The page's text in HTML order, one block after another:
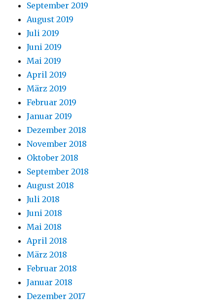
September 2019
August 2019
Juli 2019
Juni 2019
Mai 2019
April 2019
März 2019
Februar 2019
Januar 2019
Dezember 2018
November 2018
Oktober 2018
September 2018
August 2018
Juli 2018
Juni 2018
Mai 2018
April 2018
März 2018
Februar 2018
Januar 2018
Dezember 2017